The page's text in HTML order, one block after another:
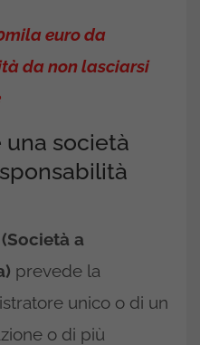
euro da
da non lasciarsi
una società
a
prevede la
unico o di un
o di più